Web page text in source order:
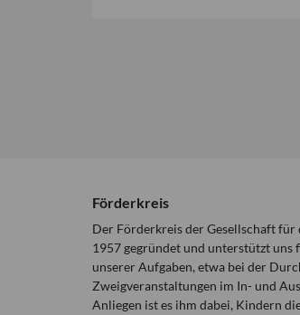
Förderkreis
Der Förderkreis der Gesellschaft für
1957 gegründet und unterstützt uns
unserer Aufgaben, etwa bei der
Zweigveranstaltungen im In- und
Anliegen ist es ihm dabei, Kindern